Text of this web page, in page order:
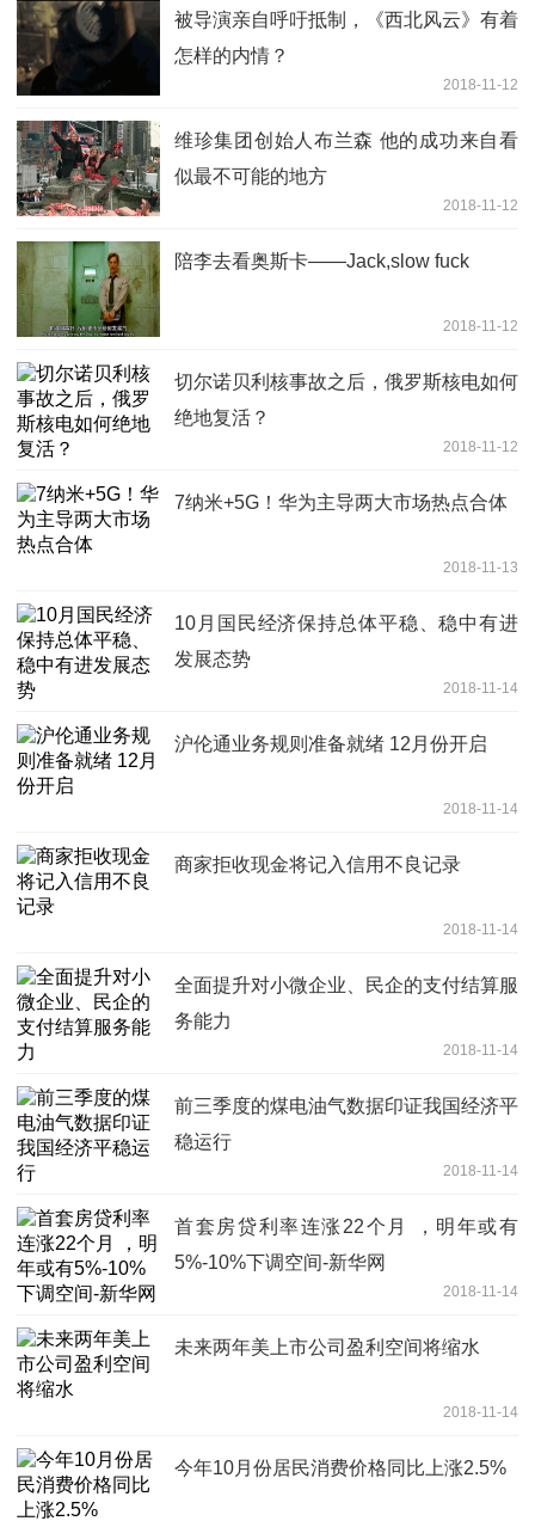
被导演亲自呼吁抵制，《西北风云》有着
怎样的内情？
2018-11-12
维珍集团创始人布兰森 他的成功来自看
似最不可能的地方
2018-11-12
陪李去看奥斯卡——Jack,slow fuck
2018-11-12
切尔诺贝利核事故之后，俄罗斯核电如何
绝地复活？
2018-11-12
7纳米+5G！华为主导两大市场热点合体
2018-11-13
10月国民经济保持总体平稳、稳中有进
发展态势
2018-11-14
沪伦通业务规则准备就绪 12月份开启
2018-11-14
商家拒收现金将记入信用不良记录
2018-11-14
全面提升对小微企业、民企的支付结算服
务能力
2018-11-14
前三季度的煤电油气数据印证我国经济平
稳运行
2018-11-14
首套房贷利率连涨22个月 ，明年或有
5%-10%下调空间-新华网
2018-11-14
未来两年美上市公司盈利空间将缩水
2018-11-14
今年10月份居民消费价格同比上涨2.5%